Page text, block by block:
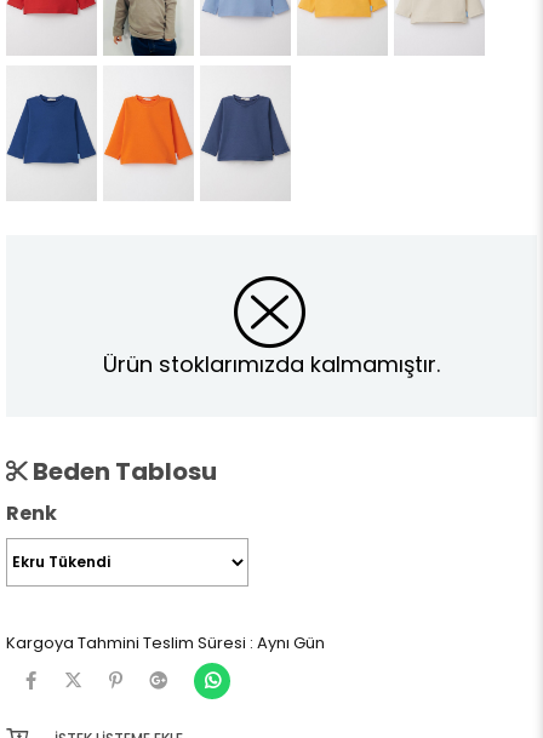
Ürün stoklarımızda kalmamıştır.
Beden Tablosu
Renk
Kargoya Tahmini Teslim Süresi : Aynı Gün